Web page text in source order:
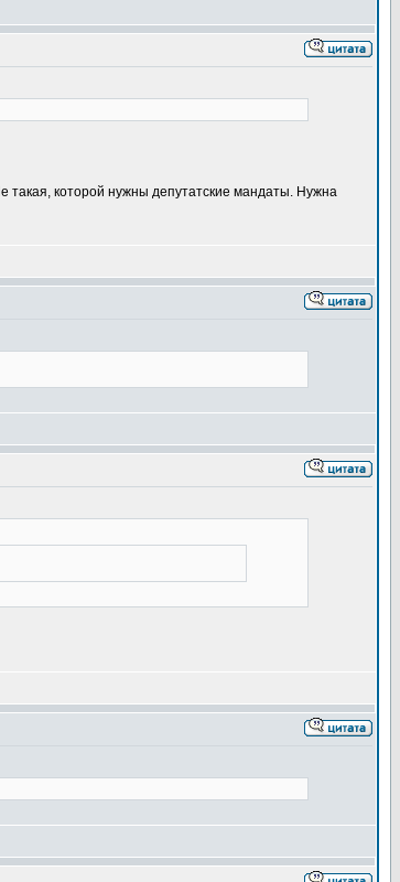
такая, которой нужны депутатские мандаты. Нужна